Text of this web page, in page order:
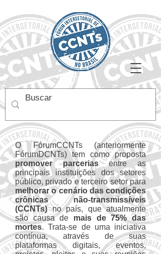
O FórumCCNTs (anteriormente
FórumDCNTs) tem como proposta
promover parceriasentre as
principais instituições dos setores
público, privado e terceiro setor para
melhorar o cenário das condições
crônicas não-transmissíveis
(CCNTs)no país, que atualmente
são causa de mais de 75% das
mortes. Trata-se de uma iniciativa
contínua, através de suas
plataformas digitais, eventos,